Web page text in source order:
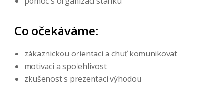
Co očekáváme:
zákaznickou orientaci a chuť komunikovat
motivaci a spolehlivost
zkušenost s prezentací výhodou